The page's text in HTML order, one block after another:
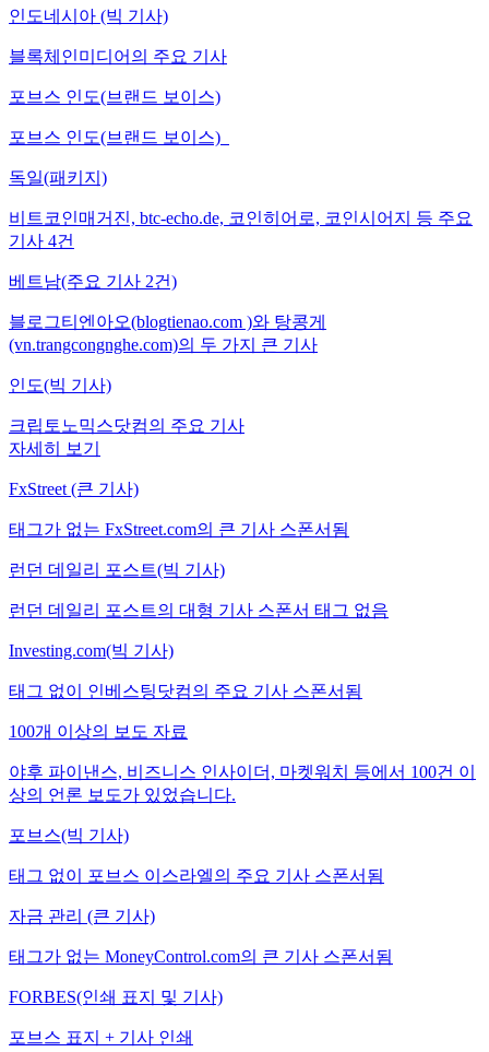
인도네시아 (빅 기사)
블록체인미디어의 주요 기사
포브스 인도(브랜드 보이스)
포브스 인도(브랜드 보이스)
독일(패키지)
비트코인매거진, btc-echo.de, 코인히어로, 코인시어지 등 주요
기사 4건
베트남(주요 기사 2건)
블로그티엔아오(blogtienao.com )와 탕콩게
(vn.trangcongnghe.com)의 두 가지 큰 기사
인도(빅 기사)
크립토노믹스닷컴의 주요 기사
자세히 보기
FxStreet (큰 기사)
태그가 없는 FxStreet.com의 큰 기사 스폰서됨
런던 데일리 포스트(빅 기사)
런던 데일리 포스트의 대형 기사 스폰서 태그 없음
Investing.com(빅 기사)
태그 없이 인베스팅닷컴의 주요 기사 스폰서됨
100개 이상의 보도 자료
야후 파이낸스, 비즈니스 인사이더, 마켓워치 등에서 100건 이
상의 언론 보도가 있었습니다.
포브스(빅 기사)
태그 없이 포브스 이스라엘의 주요 기사 스폰서됨
자금 관리 (큰 기사)
태그가 없는 MoneyControl.com의 큰 기사 스폰서됨
FORBES(인쇄 표지 및 기사)
포브스 표지 + 기사 인쇄